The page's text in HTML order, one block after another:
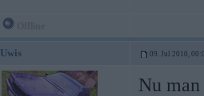
Uwis 09. Jul 2010,
Nu